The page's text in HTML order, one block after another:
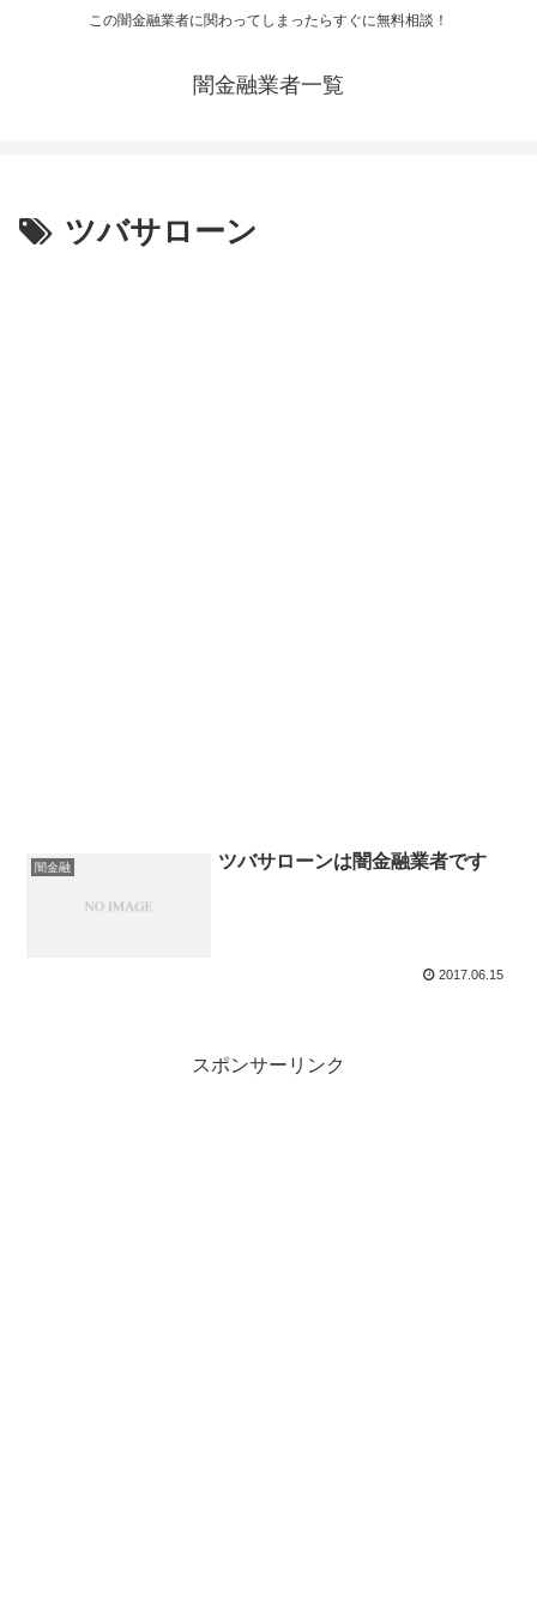
この闇金融業者に関わってしまったらすぐに無料相談！
闇金融業者一覧
ツバサローン
闇金融 ツバサローンは闇金融業者です
2017.06.15
スポンサーリンク